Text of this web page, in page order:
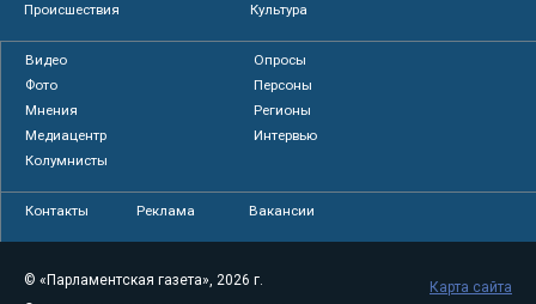
Происшествия
Культура
Видео
Опросы
Фото
Персоны
Мнения
Регионы
Медиацентр
Интервью
Колумнисты
Контакты Реклама Вакансии
© «Парламентская газета», 2026 г.
Карта сайта